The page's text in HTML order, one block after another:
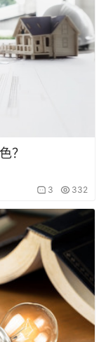
？
3 332